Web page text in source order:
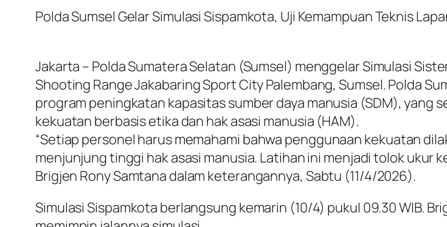
Polda Sumsel Gelar Simulasi Sispamkota, Uji Kemampuan Teknis
Jakarta – Polda Sumatera Selatan (Sumsel) menggelar Simulasi
Shooting Range Jakabaring Sport City Palembang, Sumsel. Polda
program peningkatan kapasitas sumber daya manusia (SDM), yang
kekuatan berbasis etika dan hak asasi manusia (HAM).
“Setiap personel harus memahami bahwa penggunaan kekuatan
menjunjung tinggi hak asasi manusia. Latihan ini menjadi tolok ukur
Brigjen Rony Samtana dalam keterangannya, Sabtu (11/4/2026).
Simulasi Sispamkota berlangsung kemarin (10/4) pukul 09.30 WIB.